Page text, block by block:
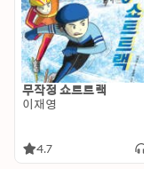
무작정 쇼트트랙
이재영
4.7